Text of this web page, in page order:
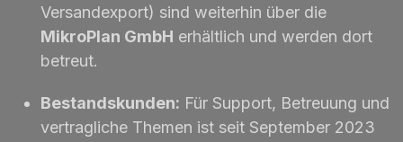
Versandexport) sind weiterhin über die
MikroPlan GmbH erhältlich und werden dort
betreut.
Bestandskunden: Für Support, Betreuung und
vertragliche Themen ist seit September 2023